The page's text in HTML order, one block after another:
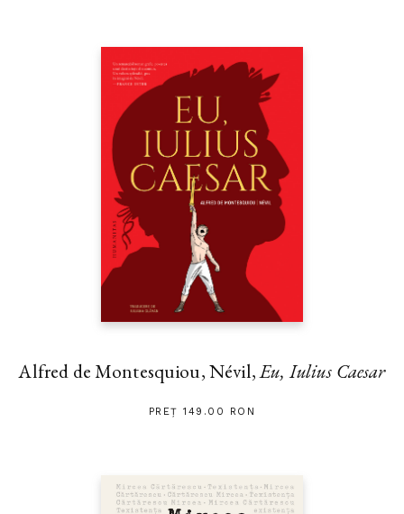
Alfred de Montesquiou, Névil,Eu, Iulius Caesar
PREȚ 149.00 RON